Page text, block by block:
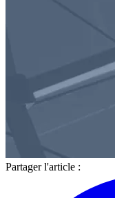
Partager l'article :